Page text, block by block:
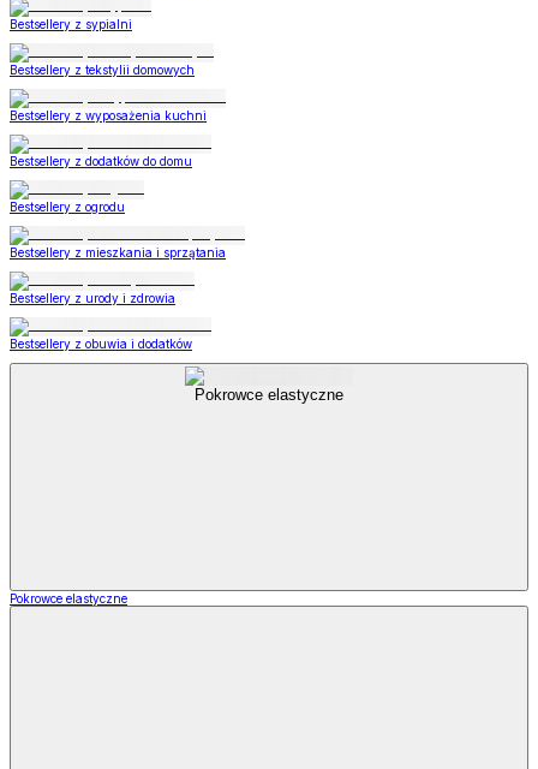
Bestsellery z sypialni
Bestsellery z tekstylii domowych
Bestsellery z wyposażenia kuchni
Bestsellery z dodatków do domu
Bestsellery z ogrodu
Bestsellery z mieszkania i sprzątania
Bestsellery z urody i zdrowia
Bestsellery z obuwia i dodatków
Pokrowce elastyczne
Pokrowce elastyczne